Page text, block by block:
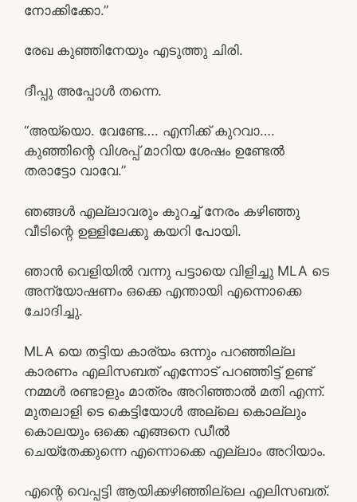
നോക്കിക്കോ.”
രേഖ കുഞ്ഞിനേയും എടുത്തു ചിരി.
ദീപ്പു അപ്പോൾ തന്നെ.
“അയ്യൊ. വേണ്ടേ…. എനിക്ക് കുറവാ….
കുഞ്ഞിന്റെ വിശപ്പ് മാറിയ ശേഷം ഉണ്ടേൽ
തരാട്ടോ വാവേ.”
ഞങ്ങൾ എല്ലാവരും കുറച്ച് നേരം കഴിഞ്ഞു
വീടിന്റെ ഉള്ളിലേക്കു കയറി പോയി.
ഞാൻ വെളിയിൽ വന്നു പട്ടായെ വിളിച്ചു MLA ടെ
അന്യോഷണം ഒക്കെ എന്തായി എന്നൊക്കെ
ചോദിച്ചു.
MLA യെ തട്ടിയ കാര്യം ഒന്നും പറഞ്ഞില്ല
കാരണം എലിസബത് എന്നോട് പറഞ്ഞിട്ട് ഉണ്ട്
നമ്മൾ രണ്ടാളും മാത്രം അറിഞ്ഞാൽ മതി എന്ന്.
മുതലാളി ടെ കെട്ടിയോൾ അല്ലെ കൊല്ലും
കൊലയും ഒക്കെ എങ്ങനെ ഡീൽ
ചെയ്തേക്കുന്നെ എന്നൊക്കെ എല്ലാം അറിയാം.
എന്റെ വെപ്പട്ടി ആയിക്കഴിഞ്ഞില്ലെ എലിസബത്.